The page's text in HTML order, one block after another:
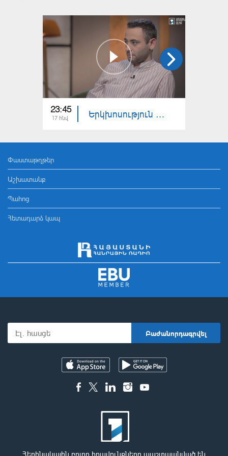
23:45
17 հնվ Երկխոսություն երրորդի համար. Աննա Կոստանյան, Դավիթ Մելքոնյան
Փաստաթղթեր
Աշխատանք
Պահոց
Հետադարձ կապ
Հեղինակային բոլոր իրավունքները պաշտպանված են